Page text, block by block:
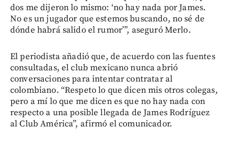
dos me dijeron lo mismo: ‘no hay nada por James.
No es un jugador que estemos buscando, no sé de
dónde habrá salido el rumor’”, aseguró Merlo.
El periodista añadió que, de acuerdo con las fuentes
consultadas, el club mexicano nunca abrió
conversaciones para intentar contratar al
colombiano. “Respeto lo que dicen mis otros colegas,
pero a mí lo que me dicen es que no hay nada con
respecto a una posible llegada de James Rodríguez
al Club América”, afirmó el comunicador.